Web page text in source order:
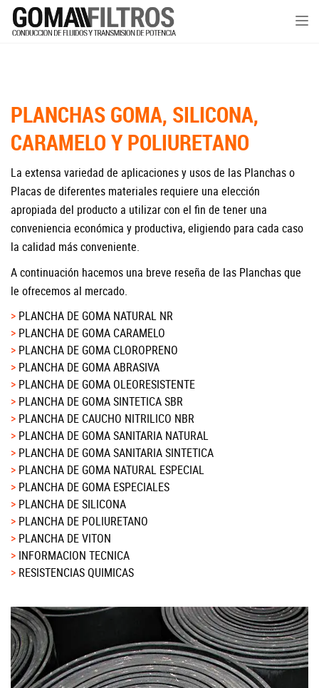
PLANCHAS GOMA, SILICONA,
CARAMELO Y POLIURETANO
La extensa variedad de aplicaciones y usos de las Planchas o
Placas de diferentes materiales requiere una elección
apropiada del producto a utilizar con el fin de tener una
conveniencia económica y productiva, eligiendo para cada caso
la calidad más conveniente.
A continuación hacemos una breve reseña de las Planchas que
le ofrecemos al mercado.
PLANCHA DE GOMA NATURAL NR
PLANCHA DE GOMA CARAMELO
PLANCHA DE GOMA CLOROPRENO
PLANCHA DE GOMA ABRASIVA
PLANCHA DE GOMA OLEORESISTENTE
PLANCHA DE GOMA SINTETICA SBR
PLANCHA DE CAUCHO NITRILICO NBR
PLANCHA DE GOMA SANITARIA NATURAL
PLANCHA DE GOMA SANITARIA SINTETICA
PLANCHA DE GOMA NATURAL ESPECIAL
PLANCHA DE GOMA ESPECIALES
PLANCHA DE SILICONA
PLANCHA DE POLIURETANO
PLANCHA DE VITON
INFORMACION TECNICA
RESISTENCIAS QUIMICAS